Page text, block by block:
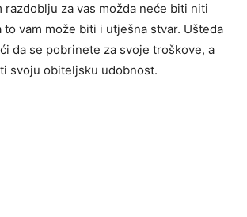
razdoblju za vas možda neće biti niti
to vam može biti i utješna stvar. Ušteda
da se pobrinete za svoje troškove, a
svoju obiteljsku udobnost.